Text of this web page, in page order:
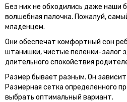
Без них не обходились даже наши
волшебная палочка. Пожалуй,
младенцем.
Они обеспечат комфортный сон
штанишки, чистые пеленки-залог
длительного спокойствия
Размер бывает разным. Он
Размерная сетка определенного
выбрать оптимальный вариант.